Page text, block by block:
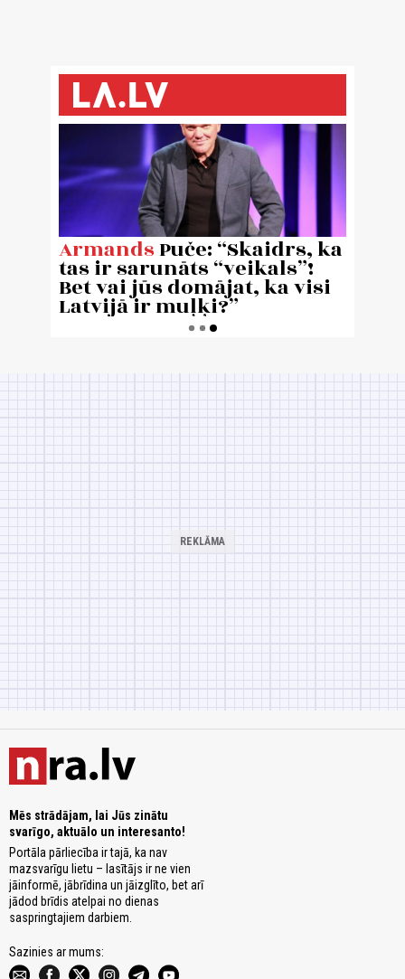
Mēs strādājam, lai Jūs zinātu
svarīgo, aktuālo un interesanto!
Portāla pārliecība ir tajā, ka nav
mazsvarīgu lietu – lasītājs ir ne vien
jāinformē, jābrīdina un jāizglīto, bet arī
jādod brīdis atelpai no dienas
saspringtajiem darbiem.
Sazinies ar mums: